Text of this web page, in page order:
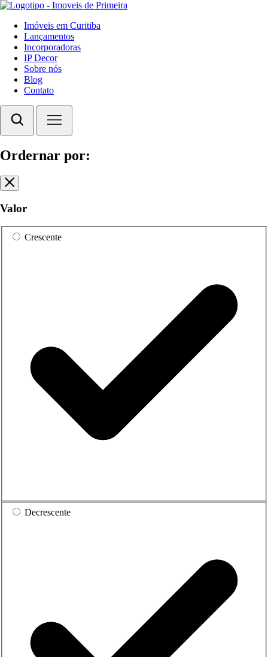
Imóveis em Curitiba
Lançamentos
Incorporadoras
IP Decor
Sobre nós
Blog
Contato
Ordernar por:
Valor
Crescente
Decrescente